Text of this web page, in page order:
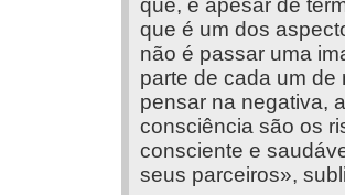
que, e apesar de
que é um dos
não é passar uma
parte de cada um
pensar na negativa,
consciência são os
consciente e
seus parceiros»,